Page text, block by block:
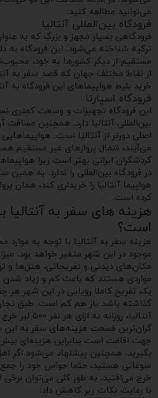
می‌توانید مطالعه کنید:
فرودگاه بین‌المللی آنتالیا
فرودگاهی بسیار مجهز و بزرگ که به
ترکیه شناخته می‌شود. این فرودگاه به
مستقیم از دیگر کشورها به خود،
از نقاط مختلف جهان که قصد سفر به
خرید بلیط هواپیماهای این فرودگاه به
فرودگاه اسپارتا
این فرودگاه تجهیزات و وسعت کمتری
بین‌المللی آنتالیا دارد. همچنین مسافت
اصلی دورتر از آنتالیا است. هواپیماهایی
می‌آیند، شمال پروازهای غیر مستقیم
گردشگران ایرانی بهتر است زیرا
در فرودگاه بین‌المللی را ندارد. به
هواپیما آنتالیا را خریداری کند، همان
کرده است.
هزینه های سفر به
است؟
هزینه سفر به آنتالیا با توجه به
موجود در این شهر متغیر خواهد بود.
مکان‌های دیدنی و تفریحاتی، هتل‌ها و
مواردی هستتد که باعث کم و زیاد شدن
یک تفریح کاملا رویایی در این شهر هر
گذاشته باشد باز هم کم است. طبق
آنتالیا، روزانه به ازای هر نفر ۵۰۰ لیر خرج خواهد داشت.
گران‌ترین قسمت هزینه‌های سفر به این
بگیرید. همچنین پیشنهاد می‌شود اگر
سوغاتی هستید، حتما حواس خود را جمع
خرج می‌افتید. به طور کلی می‌توان برخی
با رعایت نکات زیر کاهش داد: